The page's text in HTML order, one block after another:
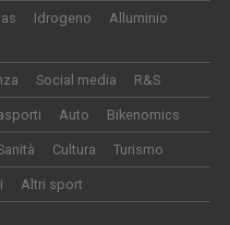
Idrogeno
Alluminio
Social media R&S
Auto Bikenomics
Cultura Turismo
Altri sport